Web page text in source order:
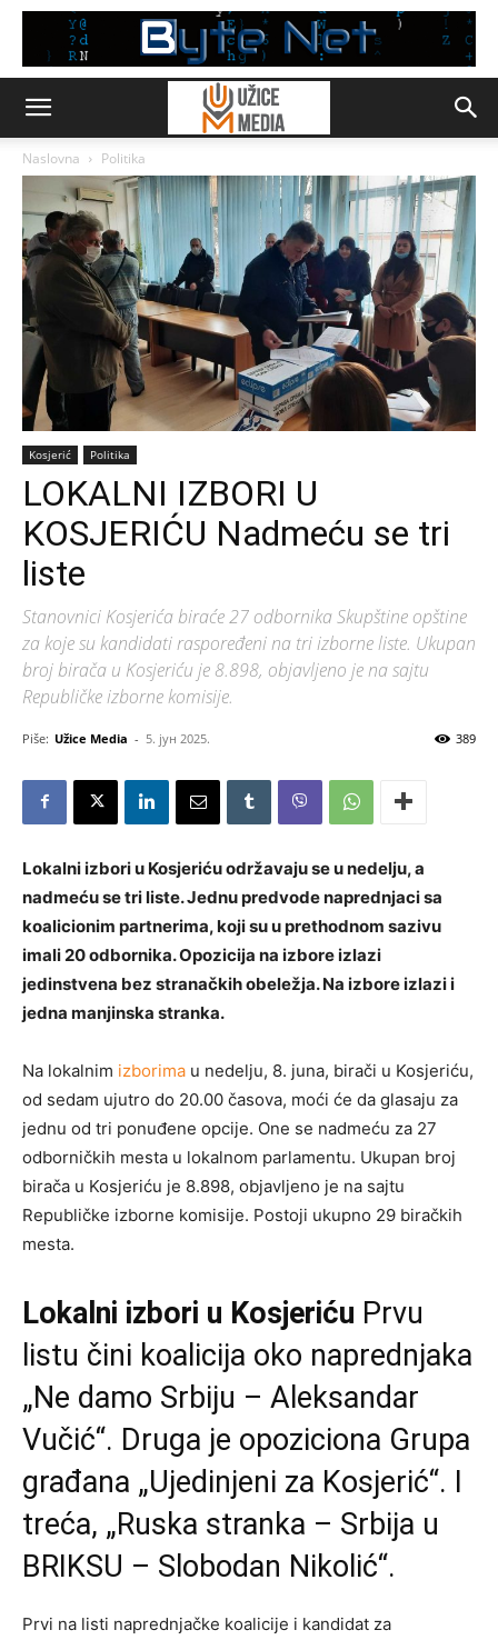
Naslovna Politika
Kosjerić Politika
LOKALNI IZBORI U
KOSJERIĆU Nadmeću se tri
liste
Stanovnici Kosjerića biraće 27 odbornika Skupštine opštine
za koje su kandidati raspoređeni na tri izborne liste. Ukupan
broj birača u Kosjeriću je 8.898, objavljeno je na sajtu
Republičke izborne komisije.
Piše: Užice Media - 5. јун 2025. 389
Lokalni izbori u Kosjeriću održavaju se u nedelju, a
nadmeću se tri liste. Jednu predvode naprednjaci sa
koalicionim partnerima, koji su u prethodnom sazivu
imali 20 odbornika. Opozicija na izbore izlazi
jedinstvena bez stranačkih obeležja. Na izbore izlazi i
jedna manjinska stranka.
Na lokalnim izborima u nedelju, 8. juna, birači u Kosjeriću,
od sedam ujutro do 20.00 časova, moći će da glasaju za
jednu od tri ponuđene opcije. One se nadmeću za 27
odborničkih mesta u lokalnom parlamentu. Ukupan broj
birača u Kosjeriću je 8.898, objavljeno je na sajtu
Republičke izborne komisije. Postoji ukupno 29 biračkih
mesta.
Lokalni izbori u Kosjeriću Prvu
listu čini koalicija oko naprednjaka
„Ne damo Srbiju – Aleksandar
Vučić“. Druga je opoziciona Grupa
građana „Ujedinjeni za Kosjerić“. I
treća, „Ruska stranka – Srbija u
BRIKSU – Slobodan Nikolić“.
Prvi na listi naprednjačke koalicije i kandidat za